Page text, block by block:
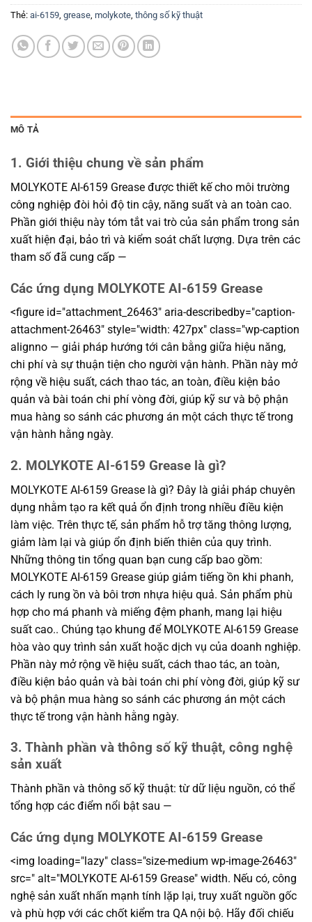
Thẻ: ai-6159, grease, molykote, thông số kỹ thuật
MÔ TẢ
1. Giới thiệu chung về sản phẩm
MOLYKOTE AI-6159 Grease được thiết kế cho môi trường
công nghiệp đòi hỏi độ tin cậy, năng suất và an toàn cao.
Phần giới thiệu này tóm tắt vai trò của sản phẩm trong sản
xuất hiện đại, bảo trì và kiểm soát chất lượng. Dựa trên các
tham số đã cung cấp —
Các ứng dụng MOLYKOTE AI-6159 Grease
<figure id="attachment_26463" aria-describedby="caption-
attachment-26463" style="width: 427px" class="wp-caption
alignno — giải pháp hướng tới cân bằng giữa hiệu năng,
chi phí và sự thuận tiện cho người vận hành. Phần này mở
rộng về hiệu suất, cách thao tác, an toàn, điều kiện bảo
quản và bài toán chi phí vòng đời, giúp kỹ sư và bộ phận
mua hàng so sánh các phương án một cách thực tế trong
vận hành hằng ngày.
2. MOLYKOTE AI-6159 Grease là gì?
MOLYKOTE AI-6159 Grease là gì? Đây là giải pháp chuyên
dụng nhằm tạo ra kết quả ổn định trong nhiều điều kiện
làm việc. Trên thực tế, sản phẩm hỗ trợ tăng thông lượng,
giảm làm lại và giúp ổn định biến thiên của quy trình.
Những thông tin tổng quan bạn cung cấp bao gồm:
MOLYKOTE AI-6159 Grease giúp giảm tiếng ồn khi phanh,
cách ly rung ồn và bôi trơn nhựa hiệu quả. Sản phẩm phù
hợp cho má phanh và miếng đệm phanh, mang lại hiệu
suất cao.. Chúng tạo khung để MOLYKOTE AI-6159 Grease
hòa vào quy trình sản xuất hoặc dịch vụ của doanh nghiệp.
Phần này mở rộng về hiệu suất, cách thao tác, an toàn,
điều kiện bảo quản và bài toán chi phí vòng đời, giúp kỹ sư
và bộ phận mua hàng so sánh các phương án một cách
thực tế trong vận hành hằng ngày.
3. Thành phần và thông số kỹ thuật, công nghệ
sản xuất
Thành phần và thông số kỹ thuật: từ dữ liệu nguồn, có thể
tổng hợp các điểm nổi bật sau —
Các ứng dụng MOLYKOTE AI-6159 Grease
<img loading="lazy" class="size-medium wp-image-26463"
src=" alt="MOLYKOTE AI-6159 Grease" width. Nếu có, công
nghệ sản xuất nhấn mạnh tính lặp lại, truy xuất nguồn gốc
và phù hợp với các chốt kiểm tra QA nội bộ. Hãy đối chiếu